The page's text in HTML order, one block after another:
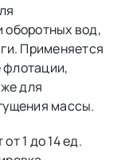
оборотных вод,
Применяется
для
массы.
1 до 14 ед.